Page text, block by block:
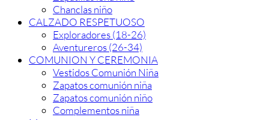
Chanclas niño
CALZADO RESPETUOSO
Exploradores (18-26)
Aventureros (26-34)
COMUNION Y CEREMONIA
Vestidos Comunión Niña
Zapatos comunión niña
Zapatos comunión niño
Complementos niña